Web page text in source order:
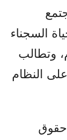
السجناء
وتطالب
النظام
حقوق